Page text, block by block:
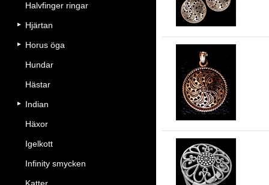
Halvfinger ringar
Hjärtan
Horus öga
Hundar
Hästar
Indian
Häxor
Igelkott
Infinity smycken